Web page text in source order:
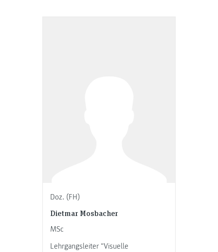
Doz. (FH)
Dietmar Mosbacher
MSc
Lehrgangsleiter “Visuelle